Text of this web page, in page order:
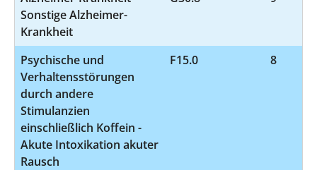
Sonstige Alzheimer-
Krankheit
Psychische und
Verhaltensstörungen
durch andere
Stimulanzien
einschließlich Koffein -
Akute Intoxikation akuter
Rausch
F15.0 8